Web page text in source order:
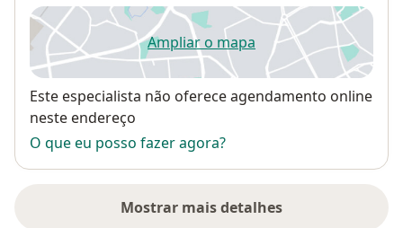
Ampliar o mapaabre num novo separador
Disponibilidade
Este especialista não oferece agendamento online
neste endereço
O que eu posso fazer agora?
Mostrar mais detalhes
sobre o endereço